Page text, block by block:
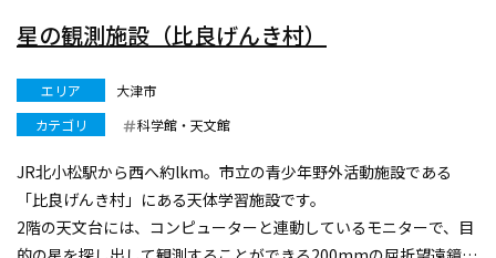
星の観測施設（比良げんき村）
エリア
大津市
カテゴリ
科学館・天文館
JR北小松駅から西へ約lkm。市立の青少年野外活動施設である
「比良げんき村」にある天体学習施設です。
2階の天文台には、コンピューターと連動しているモニターで、目